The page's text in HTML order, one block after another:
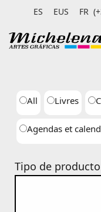
ES EUS FR
All Livres
Agendas et
Tipo de